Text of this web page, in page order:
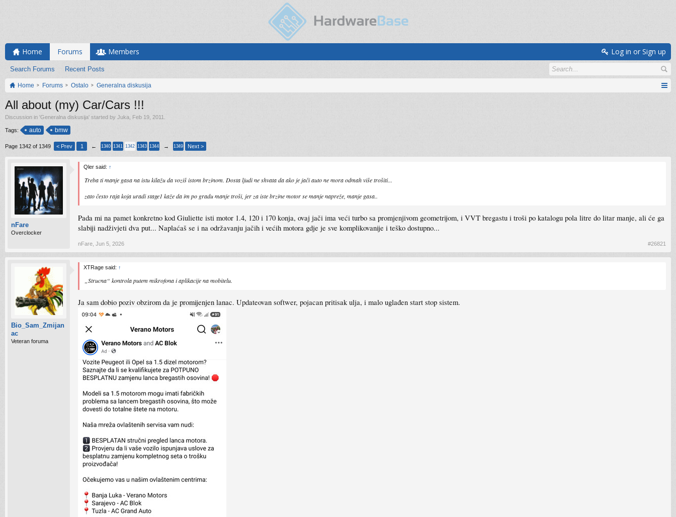
Home Forums
Search Forums Recent Posts
Members Log in or Sign up
Home Forums Ostalo Generalna diskusija
All about (my) Car/Cars !!!
Discussion in 'Generalna diskusija' started by Juka Feb 19, 2011
Tags: auto bmw
Page 1342 of 1349 < Prev 1 ← 1340 1341 1342 1343 1344 → 1349 Next >
nFare
Overclocker
Qler said: ↑
Treba ti manje gasa na istu kilažu da voziš istom brzinom. Dosta ljudi ne shvata da ako je jači auto ne mora odmah više trošiti...
zato često raja koja uradi stage1 kaže da im po gradu manje troši, jer za iste brzine motor se manje napreže, manje gasa..
Pada mi na pamet konkretno kod Giuliette isti motor 1.4, 120 i 170 konja, ovaj jači ima veći turbo sa promjenjivom geometrijom, i VVT bregastu i troši po katalogu pola litre do litar manje, ali će ga
slabiji nadživjeti dva put... Naplaćaš se i na održavanju jačih i većih motora gdje je sve komplikovanije i teško dostupno...
nFare Jun 5, 2026 #26821
Bio_Sam_Zmijan
ac
Veteran foruma
XTRage said: ↑
„Strucna“ kontrola putem mikrofona i aplikacije na mobitelu.
Ja sam dobio poziv obzirom da je promijenjen lanac. Updateovan softwer, pojacan pritisak ulja, i malo uglađen start stop sistem.